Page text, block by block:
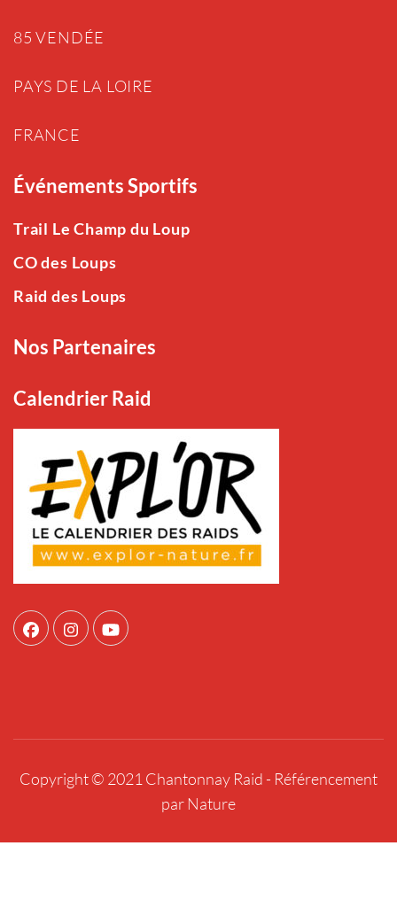
85 VENDÉE
PAYS DE LA LOIRE
FRANCE
Événements Sportifs
Trail Le Champ du Loup
CO des Loups
Raid des Loups
Nos Partenaires
Calendrier Raid
Copyright © 2021 Chantonnay Raid - Référencement
par Nature